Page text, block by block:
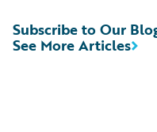
See More Articles
Subscribe to Our